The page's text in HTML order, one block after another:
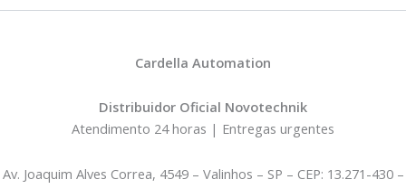
Cardella Automation
Distribuidor Oficial Novotechnik
Atendimento 24 horas | Entregas urgentes
Av. Joaquim Alves Correa, 4549 – Valinhos – SP – CEP: 13.271-430 –